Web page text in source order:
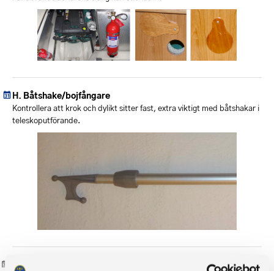
Båtshake/bojfångare
Kontrollera att krok och dylikt sitter fast, extra viktigt med båtshakar i
teleskoputförande.
CE-märkning/blå skylten